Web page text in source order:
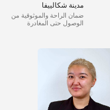
ضمان الراحة والموثوقية من
الوصول حتى المغادرة
مدينة شكالييفا